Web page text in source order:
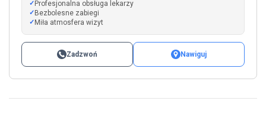
Profesjonalna obsługa lekarzy
Bezbolesne zabiegi
Miła atmosfera wizyt
Zadzwoń Nawiguj